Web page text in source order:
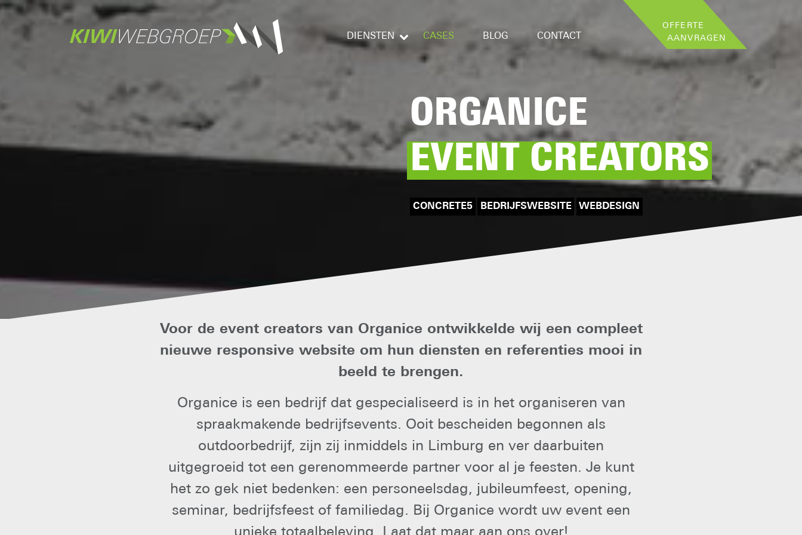
OFFERTE
AANVRAGEN
DIENSTEN CASES BLOG CONTACT
ORGANICE
EVENT CREATORS
CONCRETE5 BEDRIJFSWEBSITE WEBDESIGN
Voor de event creators van Organice ontwikkelde wij een compleet
nieuwe responsive website om hun diensten en referenties mooi in
beeld te brengen.
Organice is een bedrijf dat gespecialiseerd is in het organiseren van
spraakmakende bedrijfsevents. Ooit bescheiden begonnen als
outdoorbedrijf, zijn zij inmiddels in Limburg en ver daarbuiten
uitgegroeid tot een gerenommeerde partner voor al je feesten. Je kunt
het zo gek niet bedenken: een personeelsdag, jubileumfeest, opening,
seminar, bedrijfsfeest of familiedag. Bij Organice wordt uw event een